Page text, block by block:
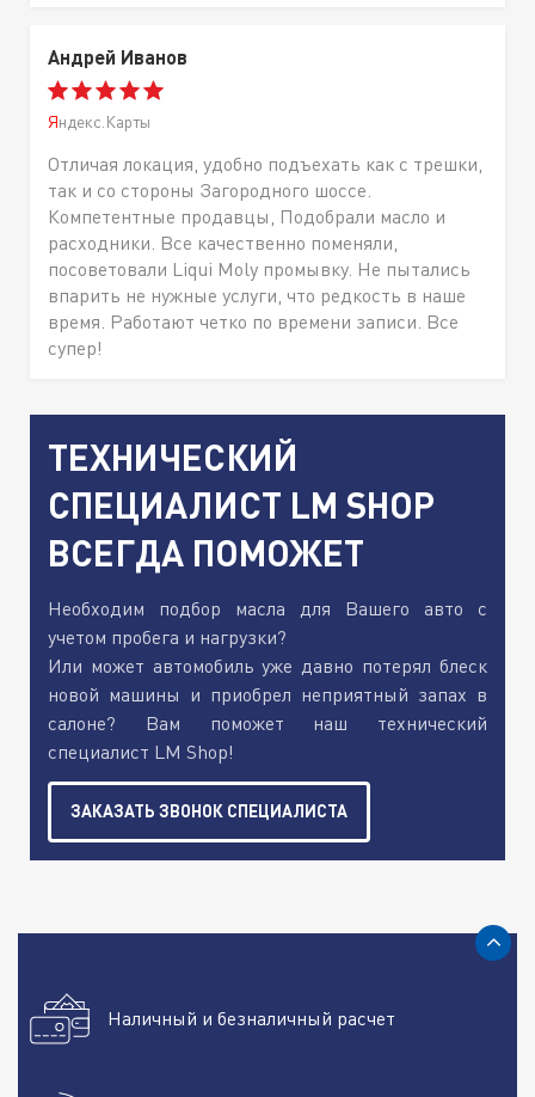
Андрей Иванов
Яндекс.Карты
Отличая локация, удобно подъехать как с трешки,
так и со стороны Загородного шоссе.
Компетентные продавцы, Подобрали масло и
расходники. Все качественно поменяли,
посоветовали Liqui Moly промывку. Не пытались
впарить не нужные услуги, что редкость в наше
время. Работают четко по времени записи. Все
супер!
ТЕХНИЧЕСКИЙ
СПЕЦИАЛИСТ LM SHOP
ВСЕГДА ПОМОЖЕТ
Необходим подбор масла для Вашего авто с
учетом пробега и нагрузки?
Или может автомобиль уже давно потерял блеск
новой машины и приобрел неприятный запах в
салоне? Вам поможет наш технический
специалист LM Shop!
ЗАКАЗАТЬ ЗВОНОК СПЕЦИАЛИСТА
Наличный и безналичный расчет